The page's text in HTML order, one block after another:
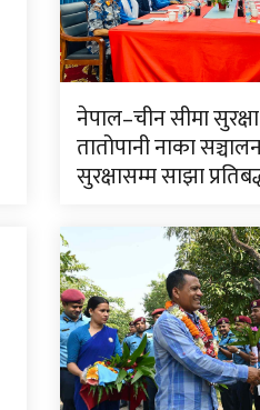
नेपाल–चीन सीमा
तातोपानी नाका
सुरक्षासम्म साझा